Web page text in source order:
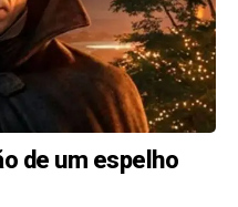
de um espelho